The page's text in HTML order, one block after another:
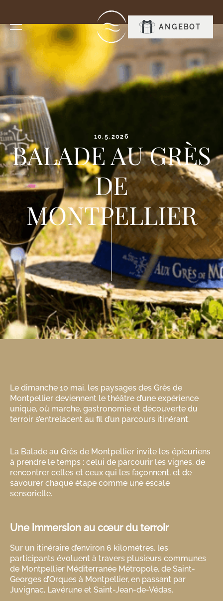
RESERVIEREN
ANGEBOT
10.5.2026
BALADE AU GRÈS
DE
MONTPELLIER
Le dimanche 10 mai, les paysages des Grès de
Montpellier deviennent le théâtre d’une expérience
unique, où marche, gastronomie et découverte du
terroir s’entrelacent au fil d’un parcours itinérant.
La Balade au Grès de Montpellier invite les épicuriens
à prendre le temps : celui de parcourir les vignes, de
rencontrer celles et ceux qui les façonnent, et de
savourer chaque étape comme une escale
sensorielle.
Une immersion au cœur du terroir
Sur un itinéraire d’environ 6 kilomètres, les
participants évoluent à travers plusieurs communes
de Montpellier Méditerranée Métropole, de Saint-
Georges d’Orques à Montpellier, en passant par
Juvignac, Lavérune et Saint-Jean-de-Védas.